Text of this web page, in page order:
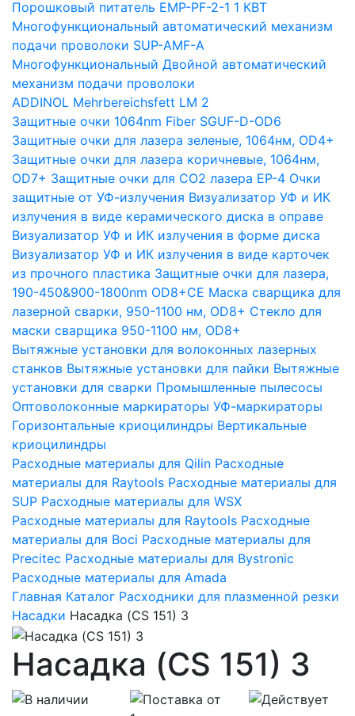
Порошковый питатель EMP-PF-2-1 1 КВТ
Многофункциональный автоматический механизм
подачи проволоки SUP-AMF-A
Многофункциональный Двойной автоматический
механизм подачи проволоки
ADDINOL Mehrbereichsfett LM 2
Защитные очки 1064nm Fiber SGUF-D-OD6
Защитные очки для лазера зеленые, 1064нм, OD4+
Защитные очки для лазера коричневые, 1064нм,
OD7+ Защитные очки для CO2 лазера EP-4 Очки
защитные от УФ-излучения Визуализатор УФ и ИК
излучения в виде керамического диска в оправе
Визуализатор УФ и ИК излучения в форме диска
Визуализатор УФ и ИК излучения в виде карточек
из прочного пластика Защитные очки для лазера,
190-450&900-1800nm OD8+CE Маска сварщика для
лазерной сварки, 950-1100 нм, OD8+ Стекло для
маски сварщика 950-1100 нм, OD8+
Вытяжные установки для волоконных лазерных
станков Вытяжные установки для пайки Вытяжные
установки для сварки Промышленные пылесосы
Оптоволоконные маркираторы УФ-маркираторы
Горизонтальные криоцилиндры Вертикальные
криоцилиндры
Расходные материалы для Qilin Расходные
материалы для Raytools Расходные материалы для
SUP Расходные материалы для WSX
Расходные материалы для Raytools Расходные
материалы для Boci Расходные материалы для
Precitec Расходные материалы для Bystronic
Расходные материалы для Amada
Главная Каталог Расходники для плазменной резки
Насадки Насадка (CS 151) 3
Насадка (CS 151) 3